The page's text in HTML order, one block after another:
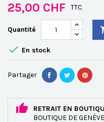
25,00 CHF TTC
Quantité
 En stock
Partager
RETRAIT EN
BOUTIQUE DE GENÈVE